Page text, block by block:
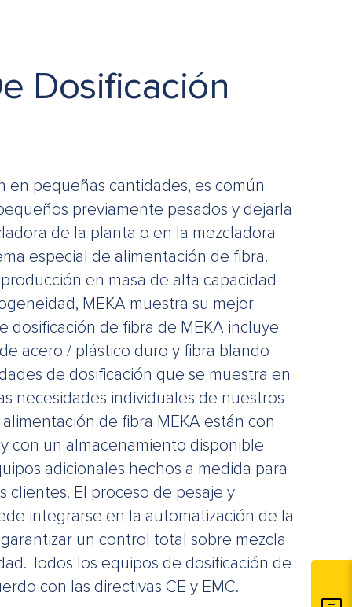
Dosificación
en pequeñas cantidades, es común
previamente pesados y dejarla
de la planta o en la mezcladora
especial de alimentación de fibra.
en masa de alta capacidad
MEKA muestra su mejor
dosificación de fibra de MEKA incluye
acero / plástico duro y fibra blando
de dosificación que se muestra en
necesidades individuales de nuestros
de fibra MEKA están con
con un almacenamiento disponible
adicionales hechos a medida para
clientes. El proceso de pesaje y
integrarse en la automatización de la
un control total sobre mezcla
Todos los equipos de dosificación de
con las directivas CE y EMC.